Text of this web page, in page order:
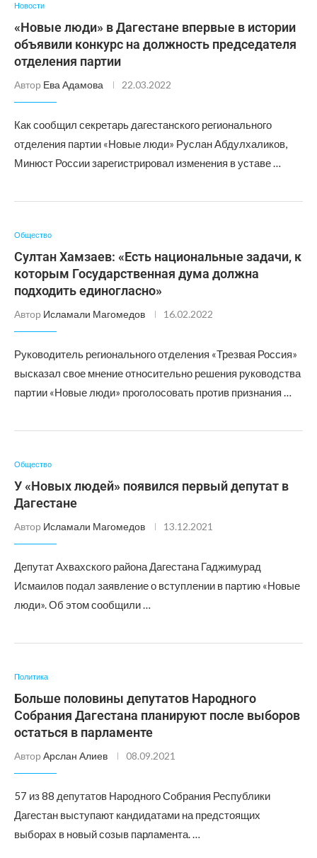
Новости
«Новые люди» в Дагестане впервые в истории
объявили конкурс на должность председателя
отделения партии
Автор Ева Адамова 22.03.2022
Как сообщил секретарь дагестанского регионального
отделения партии «Новые люди» Руслан Абдулхаликов,
Минюст России зарегистрировал изменения в уставе …
Общество
Султан Хамзаев: «Есть национальные задачи, к
которым Государственная дума должна
подходить единогласно»
Автор Исламали Магомедов 16.02.2022
Руководитель регионального отделения «Трезвая Россия»
высказал свое мнение относительно решения руководства
партии «Новые люди» проголосовать против признания …
Общество
У «Новых людей» появился первый депутат в
Дагестане
Автор Исламали Магомедов 13.12.2021
Депутат Ахвахского района Дагестана Гаджимурад
Исмаилов подал заявление о вступлении в партию «Новые
люди». Об этом сообщили …
Политика
Больше половины депутатов Народного
Собрания Дагестана планируют после выборов
остаться в парламенте
Автор Арслан Алиев 08.09.2021
57 из 88 депутатов Народного Собрания Республики
Дагестан выступают кандидатами на предстоящих
выборах в новый созыв парламента. …